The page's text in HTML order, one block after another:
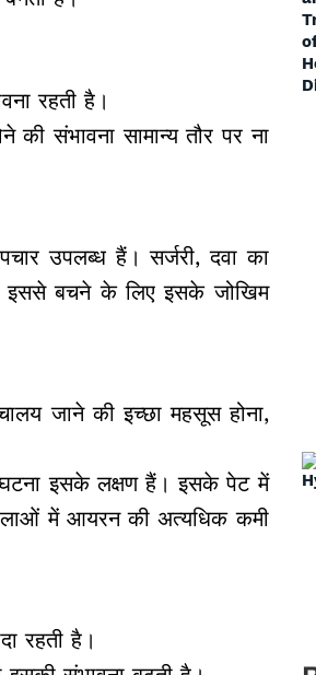
रहती है।
की संभावना सामान्य तौर पर ना
उपलब्ध हैं। सर्जरी, दवा का
इससे बचने के लिए इसके जोखिम
जाने की इच्छा महसूस होना,
इसके लक्षण हैं। इसके पेट में
में आयरन की अत्यधिक कमी
रहती है।